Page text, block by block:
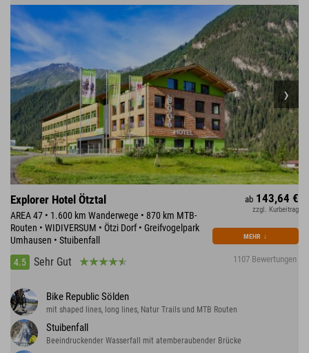
Explorer Hotel Ötztal
AREA 47 • 1.600 km Wanderwege • 870 km MTB-
Routen • WIDIVERSUM • Ötzi Dorf • Greifvogelpark
Umhausen • Stuibenfall
4.5
Sehr Gut 1107 Bewertungen
ab 143,64 €
zzgl. Kurbeitrag
MEHR ↓
Bike Republic Sölden
mit shaped lines, long lines, Natur Trails und MTB Routen
Stuibenfall
Beeindruckender Wasserfall mit atemberaubender Brücke